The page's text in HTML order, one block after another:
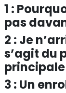
1 :
pas
2 : Je
s’agit du
principale
3 : Un